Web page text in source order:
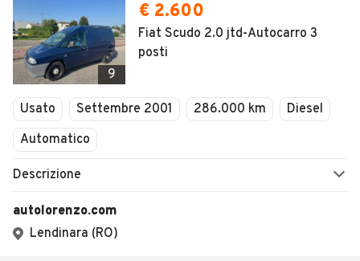
9
€ 2.600
Fiat Scudo 2.0 jtd-Autocarro 3
posti
Usato Settembre 2001 286.000 km
Diesel
Automatico
Descrizione
autolorenzo.com
Lendinara (RO)